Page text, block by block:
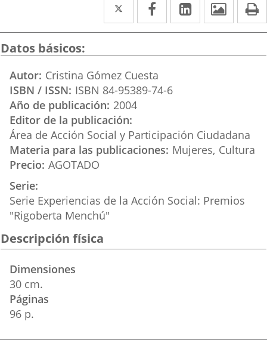
a
externa.
a
externa.
a
Datos básicos
Autor Cristina Gómez Cuesta
ISBN / ISSN ISBN 84-95389-74-6
Año de publicación 2004
Editor de la publicación
Área de Acción Social y Participación Ciudadana
Materia para las publicaciones Mujeres Cultura
Precio AGOTADO
Serie
Serie Experiencias de la Acción Social: Premios
"Rigoberta Menchú"
Descripción física
Dimensiones
30 cm.
Páginas
96 p.